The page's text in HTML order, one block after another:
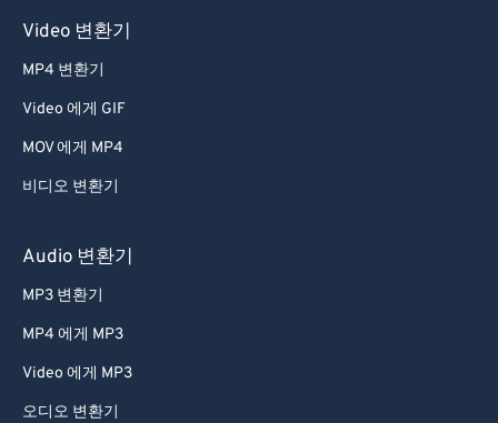
Video 변환기
MP4 변환기
Video 에게 GIF
MOV 에게 MP4
비디오 변환기
Audio 변환기
MP3 변환기
MP4 에게 MP3
Video 에게 MP3
오디오 변환기